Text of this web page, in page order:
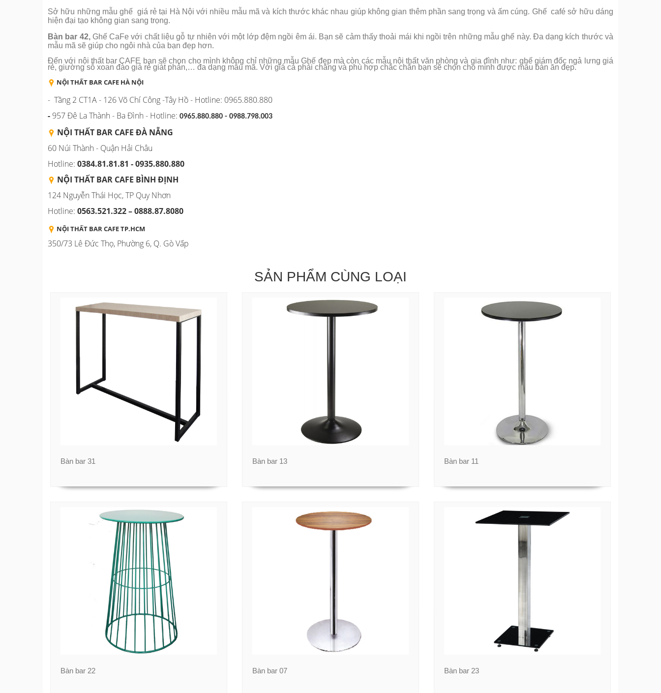
Sở hữu những mẫu ghế giá rẻ tại Hà Nội với nhiều mẫu mã và kích thước khác nhau giúp không gian thêm phần sang trọng và ấm cúng. Ghế café sở hữu dáng
hiện đại tạo không gian sang trọng.
Bàn bar 42, Ghế CaFe với chất liệu gỗ tự nhiên với một lớp đệm ngồi êm ái. Bạn sẽ cảm thấy thoải mái khi ngồi trên những mẫu ghế này. Đa dạng kích thước và
mẫu mã sẽ giúp cho ngôi nhà của bạn đẹp hơn.
Đến với nội thất bar CAFE bạn sẽ chọn cho mình không chỉ những mẫu Ghế đẹp mà còn các mẫu nội thất văn phòng và gia đình như: ghế giám đốc ngả lưng giá
rẻ, giường sỗ xoan đào giá rẻ giát phản,… đa dạng mẫu mã. Với giá cả phải chăng và phù hợp chắc chắn bạn sẽ chọn cho mình được mẫu bàn ăn đẹp.
NỘI THẤT BAR CAFE HÀ NỘI
- Tầng 2 CT1A - 126 Võ Chí Công -Tây Hồ - Hotline: 0965.880.880
- 957 Đê La Thành - Ba Đình - Hotline: 0965.880.880 - 0988.798.003
NỘI THẤT BAR CAFE ĐÀ NẴNG
60 Núi Thành - Quận Hải Châu
Hotline: 0384.81.81.81 - 0935.880.880
NỘI THẤT BAR CAFE BÌNH ĐỊNH
124 Nguyễn Thái Học, TP Quy Nhơn
Hotline: 0563.521.322 – 0888.87.8080
NỘI THẤT BAR CAFE TP.HCM
350/73 Lê Đức Thọ, Phường 6, Q. Gò Vấp
SẢN PHẨM CÙNG LOẠI
Bàn bar 31 Bàn bar 13 Bàn bar 11
Bàn bar 22 Bàn bar 07 Bàn bar 23